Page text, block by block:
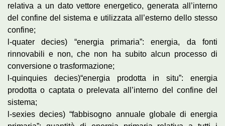
relativa a un dato vettore energetico, generata all’interno
del confine del sistema e utilizzata all’esterno dello stesso
confine;
l-quater decies) “energia primaria”: energia, da fonti
rinnovabili e non, che non ha subito alcun processo di
conversione o trasformazione;
l-quinquies decies)“energia prodotta in situ”: energia
prodotta o captata o prelevata all’interno del confine del
sistema;
l-sexies decies) “fabbisogno annuale globale di energia